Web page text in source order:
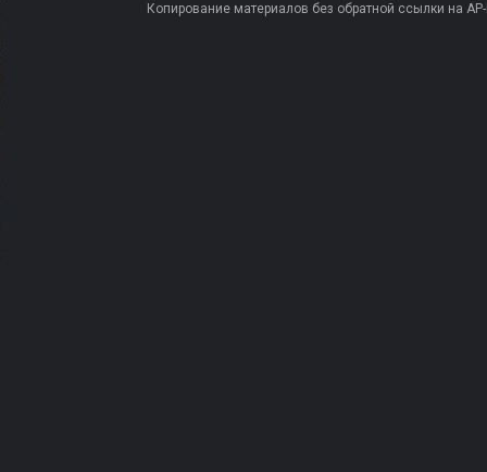
Копирование материалов без обратной ссылки на